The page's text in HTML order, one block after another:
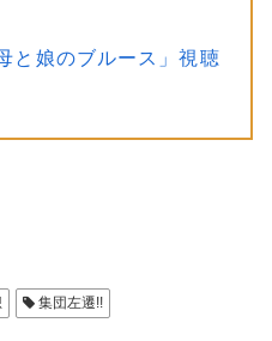
と娘のブルース」視聴
集団左遷!!